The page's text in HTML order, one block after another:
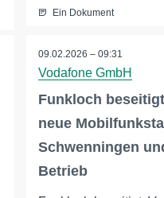
Ein Dokument
09.02.2026 – 09:31
Vodafone GmbH
Funkloch
neue
Schwenningen
Betrieb